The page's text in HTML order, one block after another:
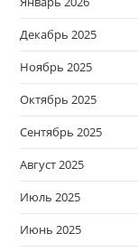
Декабрь 2025
Ноябрь 2025
Октябрь 2025
Сентябрь 2025
Август 2025
Июль 2025
Июнь 2025